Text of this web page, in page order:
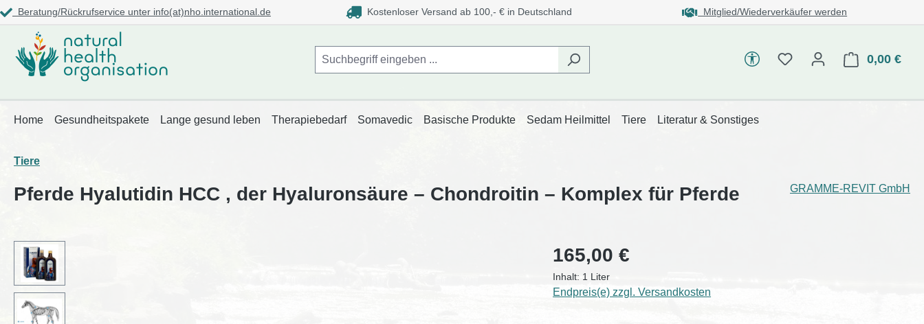
Zur Hauptnavigation springen
Beratung/Rückrufservice unter info(at)nho.international.de Kostenloser Versand ab 100,- € in Deutschland Mitglied/Wiederverkäufer werden
Werkzeugleiste Barrierefreiheit
0,00 €
Home Gesundheitspakete Lange gesund leben Therapiebedarf Somavedic Basische Produkte Sedam Heilmittel Tiere Literatur & Sonstiges
Tiere
Pferde Hyalutidin HCC , der Hyaluronsäure – Chondroitin – Komplex für Pferde GRAMME-REVIT GmbH
Bildergalerie überspringen 165,00 €
Inhalt: 1 Liter
Endpreis(e) zzgl. Versandkosten